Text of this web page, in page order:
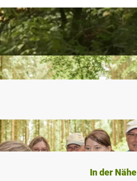
In der Nähe